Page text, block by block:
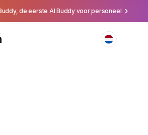
de eerste AI Buddy voor personeel